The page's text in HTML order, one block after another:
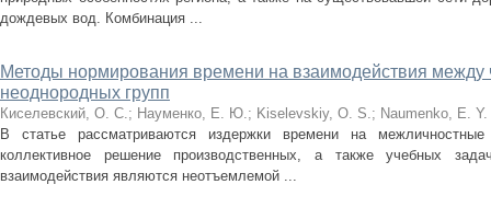
дождевых вод. Комбинация ...
Методы нормирования времени на взаимодействия
неоднородных групп
Киселевский, О. С.; Науменко, Е. Ю.; Kiselevskiy, O. S.; Naumenko, E. Y.
В статье рассматриваются издержки времени на межличностные
коллективное решение производственных, а также учебных
взаимодействия являются неотъемлемой ...